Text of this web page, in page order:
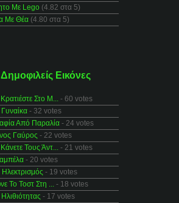
Με Lego (4.82 στα 5)
Με Θέα (4.80 στα 5)
Δημοφιλείς Εικόνες
Στο Μ...
- 60 votes
Γυναίκα - 32 votes
Από Παραλία - 24 votes
Γαύρος - 22 votes
Τους Άντ...
- 21 votes
- 20 votes
Ηλεκτρισμός - 19 votes
Το Τοστ Στη ...
- 18 votes
- 17 votes